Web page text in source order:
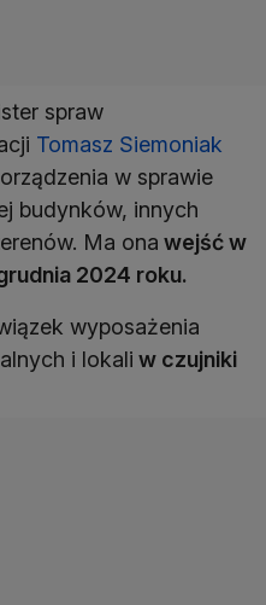
spraw
Tomasz Siemoniak
w sprawie
budynków, innych
Ma ona wejść w
2024 roku.
wyposażenia
i lokali w czujniki